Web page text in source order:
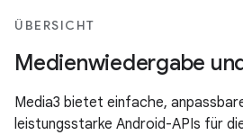
ÜBERSICHT
Medienwiedergabe
Media3 bietet einfache,
leistungsstarke Android-APIs für